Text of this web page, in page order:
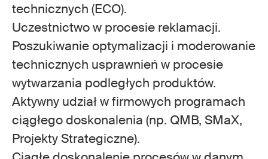
technicznych (ECO).
Uczestnictwo w procesie reklamacji.
Poszukiwanie optymalizacji i moderowanie
technicznych usprawnień w procesie
wytwarzania podległych produktów.
Aktywny udział w firmowych programach
ciągłego doskonalenia (np. QMB, SMaX,
Projekty Strategiczne).